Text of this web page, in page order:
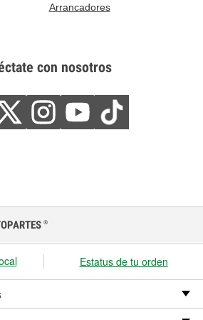
Arrancadores
con nosotros
®
Estatus de tu orden